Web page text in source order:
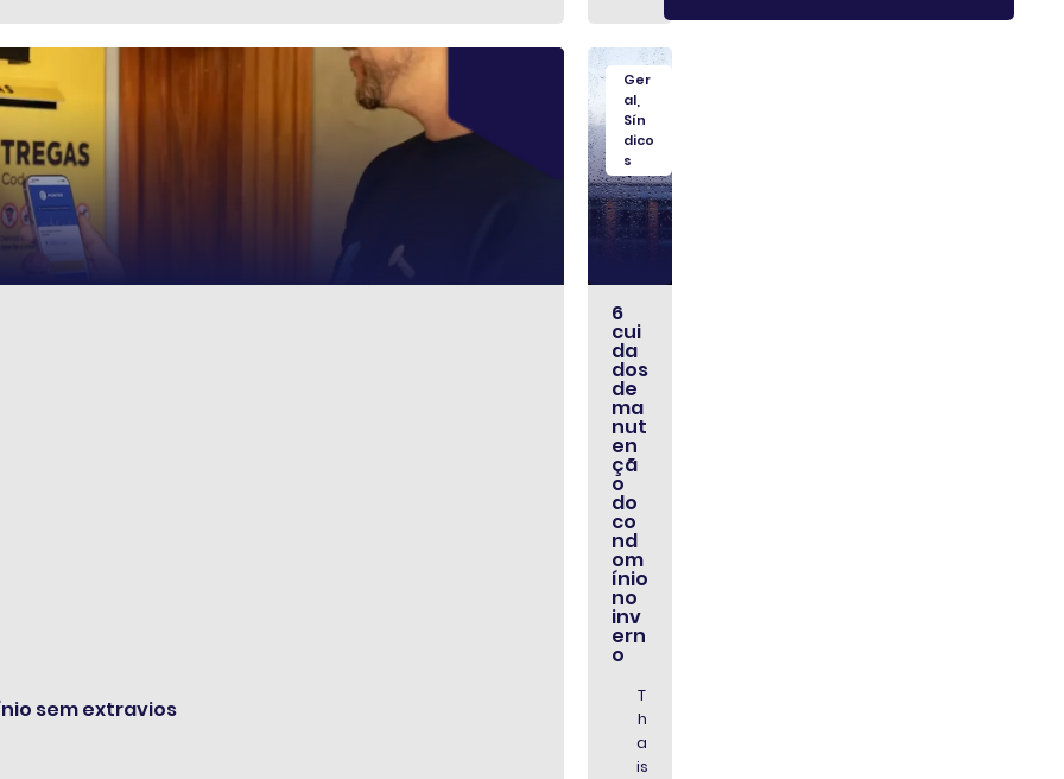
sem extravios
Ger
al
Sín
dico
s
6
cui
da
dos
de
ma
nut
en
çã
o
do
co
nd
om
ínio
no
inv
ern
o
T
h
a
is